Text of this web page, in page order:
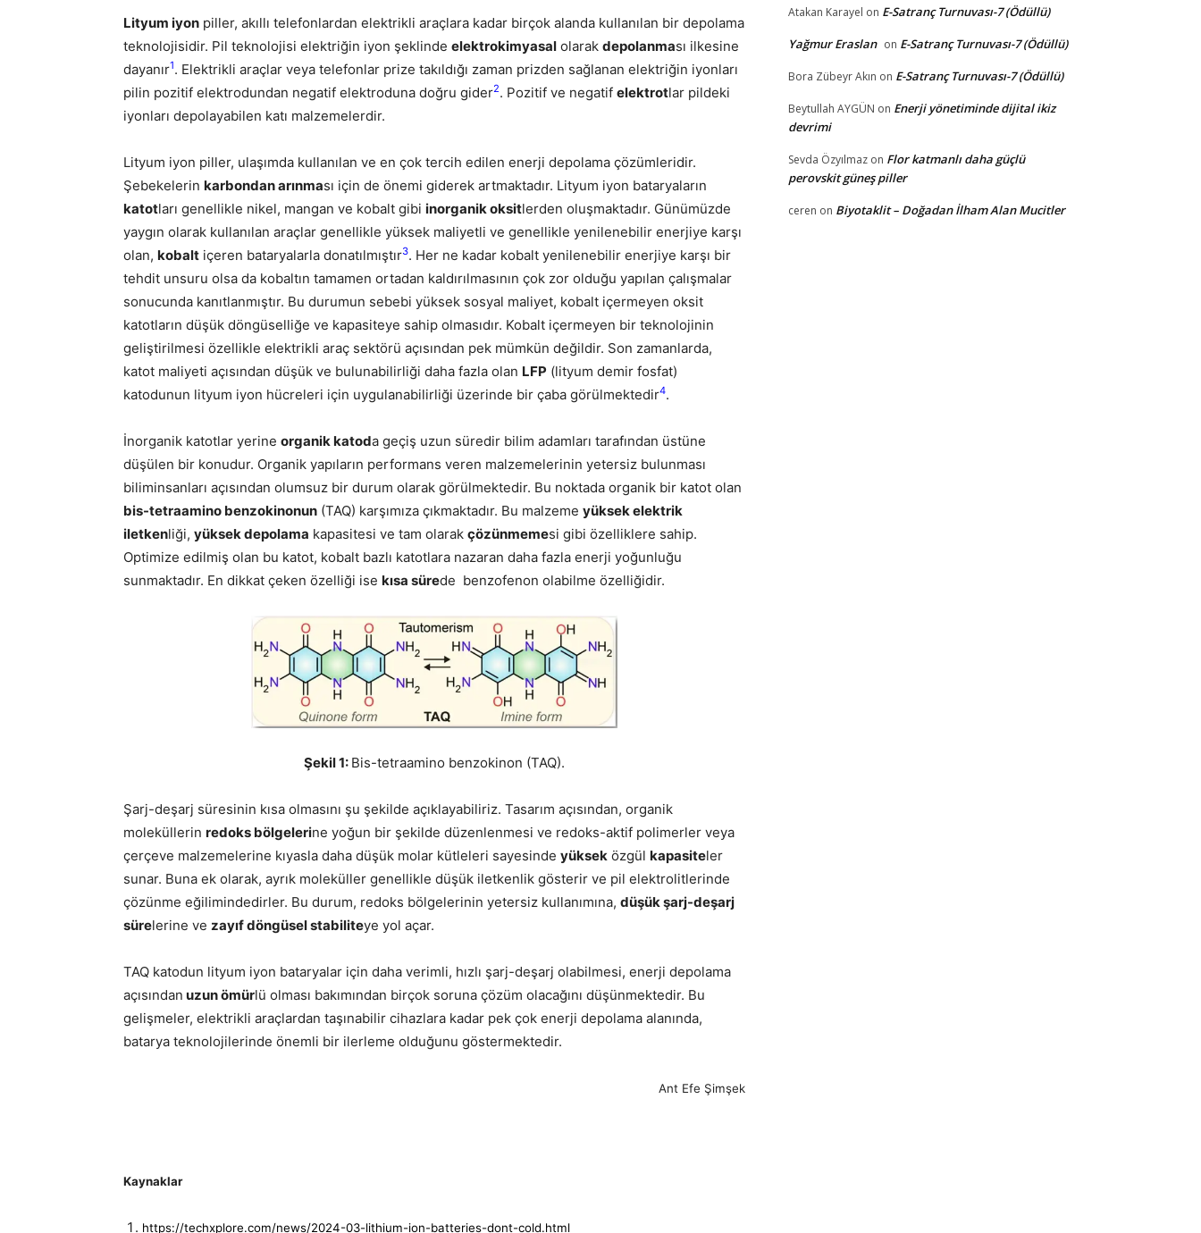
Lityum iyon piller, akıllı telefonlardan elektrikli araçlara kadar birçok alanda kullanılan bir depolama
teknolojisidir. Pil teknolojisi elektriğin iyon şeklinde elektrokimyasal olarak depolanması ilkesine
dayanır1. Elektrikli araçlar veya telefonlar prize takıldığı zaman prizden sağlanan elektriğin iyonları
pilin pozitif elektrodundan negatif elektroduna doğru gider2. Pozitif ve negatif elektrotlar pildeki
iyonları depolayabilen katı malzemelerdir.
Lityum iyon piller, ulaşımda kullanılan ve en çok tercih edilen enerji depolama çözümleridir.
Şebekelerin karbondan arınması için de önemi giderek artmaktadır. Lityum iyon bataryaların
katotları genellikle nikel, mangan ve kobalt gibi inorganik oksitlerden oluşmaktadır. Günümüzde
yaygın olarak kullanılan araçlar genellikle yüksek maliyetli ve genellikle yenilenebilir enerjiye karşı
olan, kobalt içeren bataryalarla donatılmıştır3. Her ne kadar kobalt yenilenebilir enerjiye karşı bir
tehdit unsuru olsa da kobaltın tamamen ortadan kaldırılmasının çok zor olduğu yapılan çalışmalar
sonucunda kanıtlanmıştır. Bu durumun sebebi yüksek sosyal maliyet, kobalt içermeyen oksit
katotların düşük döngüselliğe ve kapasiteye sahip olmasıdır. Kobalt içermeyen bir teknolojinin
geliştirilmesi özellikle elektrikli araç sektörü açısından pek mümkün değildir. Son zamanlarda,
katot maliyeti açısından düşük ve bulunabilirliği daha fazla olan LFP (lityum demir fosfat)
katodunun lityum iyon hücreleri için uygulanabilirliği üzerinde bir çaba görülmektedir4.
İnorganik katotlar yerine organik katoda geçiş uzun süredir bilim adamları tarafından üstüne
düşülen bir konudur. Organik yapıların performans veren malzemelerinin yetersiz bulunması
biliminsanları açısından olumsuz bir durum olarak görülmektedir. Bu noktada organik bir katot olan
bis-tetraamino benzokinonun (TAQ) karşımıza çıkmaktadır. Bu malzeme yüksek elektrik
iletkenliği, yüksek depolama kapasitesi ve tam olarak çözünmemesi gibi özelliklere sahip.
Optimize edilmiş olan bu katot, kobalt bazlı katotlara nazaran daha fazla enerji yoğunluğu
sunmaktadır. En dikkat çeken özelliği ise kısa sürede benzofenon olabilme özelliğidir.
Şekil 1: Bis-tetraamino benzokinon (TAQ).
Şarj-deşarj süresinin kısa olmasını şu şekilde açıklayabiliriz. Tasarım açısından, organik
moleküllerin redoks bölgelerine yoğun bir şekilde düzenlenmesi ve redoks-aktif polimerler veya
çerçeve malzemelerine kıyasla daha düşük molar kütleleri sayesinde yüksek özgül kapasiteler
sunar. Buna ek olarak, ayrık moleküller genellikle düşük iletkenlik gösterir ve pil elektrolitlerinde
çözünme eğilimindedirler. Bu durum, redoks bölgelerinin yetersiz kullanımına, düşük şarj-deşarj
sürelerine ve zayıf döngüsel stabiliteye yol açar.
TAQ katodun lityum iyon bataryalar için daha verimli, hızlı şarj-deşarj olabilmesi, enerji depolama
açısından uzun ömürlü olması bakımından birçok soruna çözüm olacağını düşünmektedir. Bu
gelişmeler, elektrikli araçlardan taşınabilir cihazlara kadar pek çok enerji depolama alanında,
batarya teknolojilerinde önemli bir ilerleme olduğunu göstermektedir.
Ant Efe Şimşek
Kaynaklar
https://techxplore.com/news/2024-03-lithium-ion-batteries-dont-cold.html
Atakan Karayel on E-Satranç Turnuvası-7 (Ödüllü)
Yağmur Eraslan on E-Satranç Turnuvası-7 (Ödüllü)
Bora Zübeyr Akın on E-Satranç Turnuvası-7 (Ödüllü)
Beytullah AYGÜN on Enerji yönetiminde dijital ikiz
devrimi
Sevda Özyılmaz on Flor katmanlı daha güçlü
perovskit güneş piller
ceren on Biyotaklit – Doğadan İlham Alan Mucitler